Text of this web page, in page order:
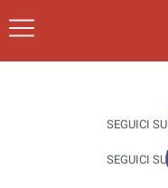
SEGUICI SU
SEGUICI SU